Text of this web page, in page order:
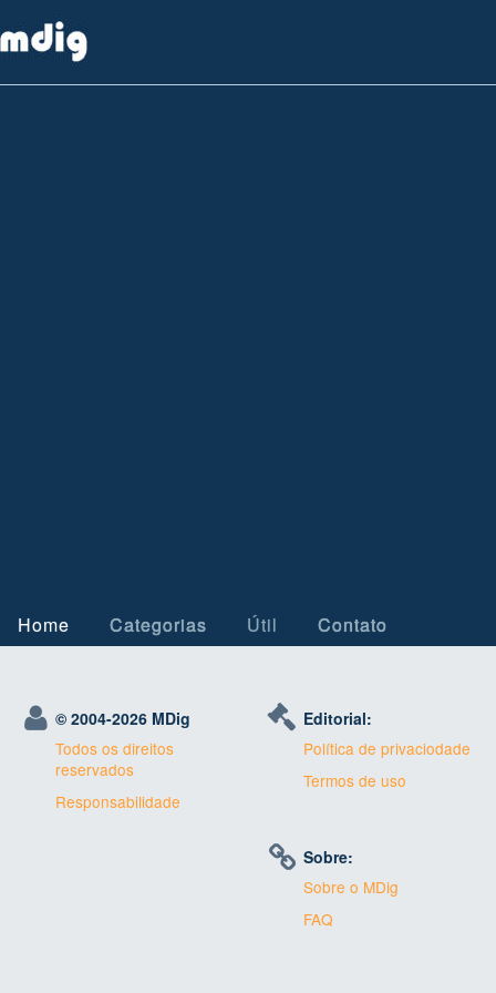
Home Categorias Útil Contato
© 2004-2026 MDig
Todos os direitos
reservados
Responsabilidade
Editorial:
Política de privaciodade
Termos de uso
Sobre:
Sobre o MDig
FAQ